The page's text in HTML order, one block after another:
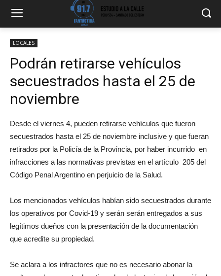
LOCALES
Podrán retirarse vehículos
secuestrados hasta el 25 de
noviembre
Desde el viernes 4, pueden retirarse vehículos que fueron
secuestrados hasta el 25 de noviembre inclusive y que fueran
retirados por la Policía de la Provincia, por haber incurrido en
infracciones a las normativas previstas en el artículo 205 del
Código Penal Argentino en perjuicio de la Salud.
Los mencionados vehículos habían sido secuestrados durante
los operativos por Covid-19 y serán serán entregados a sus
legítimos dueños con la presentación de la documentación
que acredite su propiedad.
Se aclara a los infractores que no es necesario abonar la